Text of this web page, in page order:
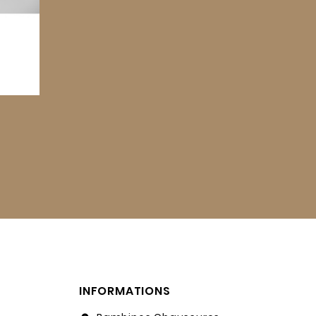
INFORMATIONS